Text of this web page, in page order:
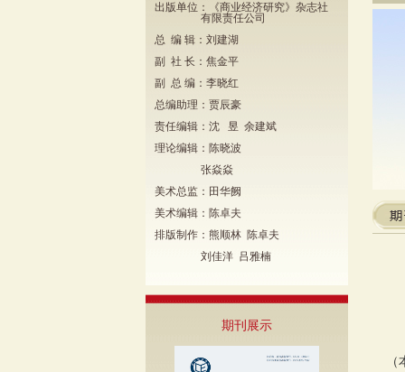
出版单位：《商业经济研究》杂志社
有限责任公司
总 编 辑：刘建湖
副 社 长：焦金平
副 总 编：李晓红
总编助理：贾辰豪
责任编辑：沈 昱 余建斌
理论编辑：陈晓波
张焱焱
美术总监：田华阙
美术编辑：陈卓夫
排版制作：熊顺林 陈卓夫
刘佳洋 吕雅楠
期刊展示